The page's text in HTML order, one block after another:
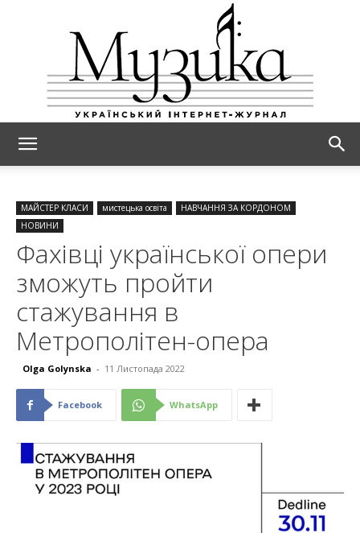
МАЙСТЕР КЛАСИ мистецька освіта
НАВЧАННЯ ЗА КОРДОНОМ
НОВИНИ
Фахівці української опери
зможуть пройти
стажування в
Метрополітен-опера
Olga Golynska - 11 Листопада 2022
Facebook WhatsApp